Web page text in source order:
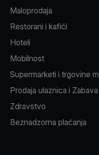
Maloprodaja
Restorani i kafići
Hoteli
Mobilnost
Supermarketi i trgovine
Prodaja ulaznica i Zabava
Zdravstvo
Beznadzorna plaćanja